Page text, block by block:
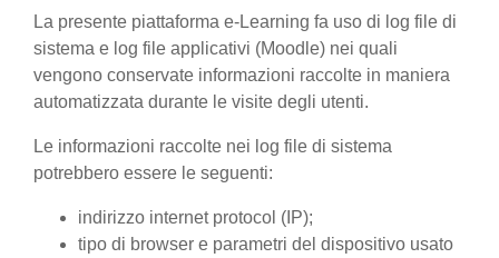
La presente piattaforma e-Learning fa uso di log file di
sistema e log file applicativi (Moodle) nei quali
vengono conservate informazioni raccolte in maniera
automatizzata durante le visite degli utenti.
Le informazioni raccolte nei log file di sistema
potrebbero essere le seguenti:
indirizzo internet protocol (IP);
tipo di browser e parametri del dispositivo usato